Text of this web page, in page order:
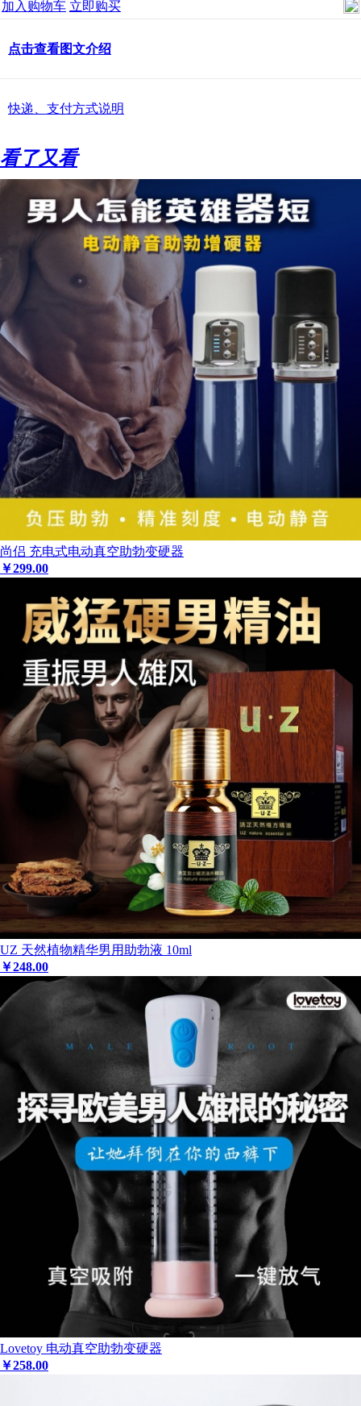
加入购物车 立即购买
点击查看图文介绍
快递、支付方式说明
看了又看
尚侣 充电式电动真空助勃变硬器
￥299.00
UZ 天然植物精华男用助勃液 10ml
￥248.00
Lovetoy 电动真空助勃变硬器
￥258.00